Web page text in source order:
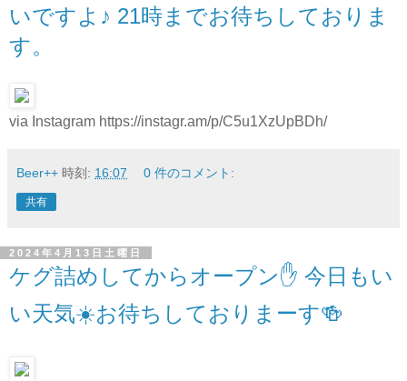
いですよ♪ 21時までお待ちしておりま
す。
via Instagram https://instagr.am/p/C5u1XzUpBDh/
Beer++ 時刻: 16:07 0 件のコメント:
共有
2024年4月13日土曜日
ケグ詰めしてからオープン✋ 今日もい
い天気☀️お待ちしておりまーす🍻